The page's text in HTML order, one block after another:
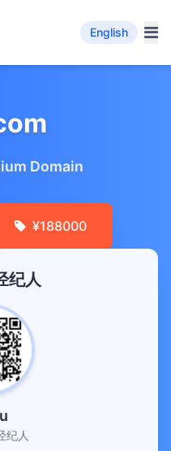
English
Domain
¥188000
纪人
纪人